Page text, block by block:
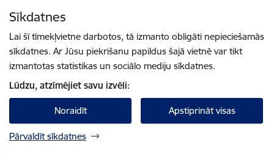
Sīkdatnes
Lai šī tīmekļvietne darbotos, tā izmanto obligāti nepieciešamās
sīkdatnes. Ar Jūsu piekrišanu papildus šajā vietnē var tikt
izmantotas statistikas un sociālo mediju sīkdatnes.
Lūdzu, atzīmējiet savu izvēli:
Noraidīt Apstiprināt visas
Pārvaldīt sīkdatnes